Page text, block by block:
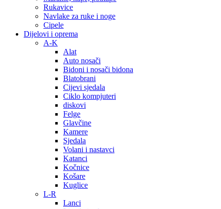
Rukavice
Navlake za ruke i noge
Cipele
Dijelovi i oprema
A-K
Alat
Auto nosači
Bidoni i nosači bidona
Blatobrani
Cijevi sjedala
Ciklo kompjuteri
diskovi
Felge
Glavčine
Kamere
Sjedala
Volani i nastavci
Katanci
Kočnice
Košare
Kuglice
L-R
Lanci